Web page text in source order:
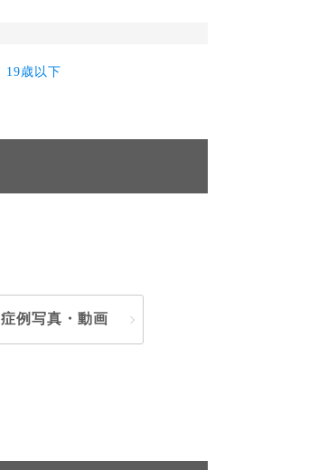
19歳以下
症例写真・動画